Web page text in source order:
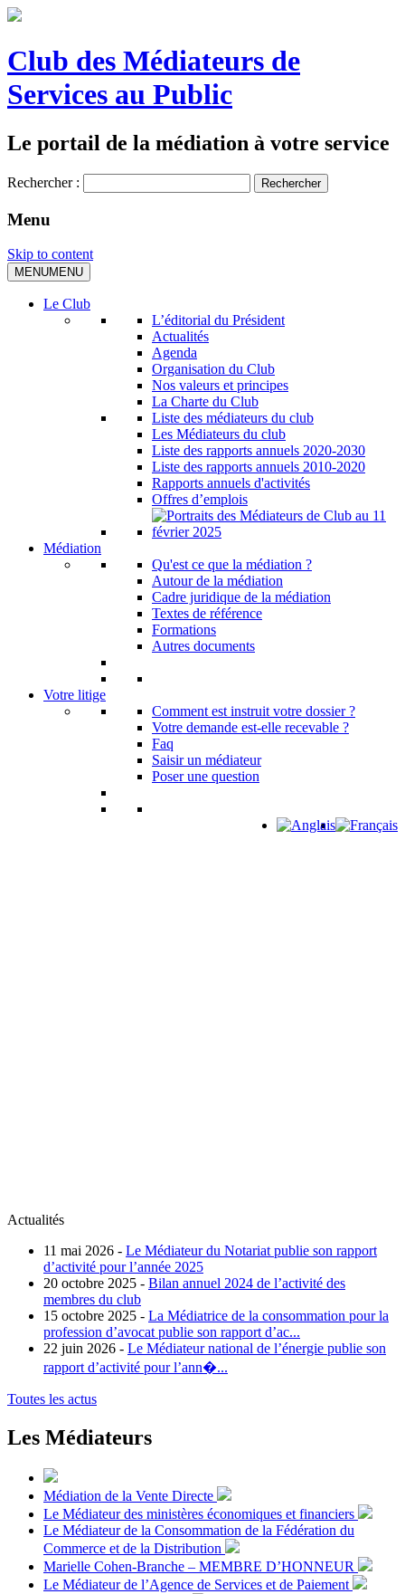
Club des Médiateurs de
Services au Public
Le portail de la médiation à votre service
Rechercher :
Menu
Skip to content
MENUMENU
Le Club
L’éditorial du Président
Actualités
Agenda
Organisation du Club
Nos valeurs et principes
La Charte du Club
Liste des médiateurs du club
Les Médiateurs du club
Liste des rapports annuels 2020-2030
Liste des rapports annuels 2010-2020
Rapports annuels d'activités
Offres d’emplois
Médiation
Qu'est ce que la médiation ?
Autour de la médiation
Cadre juridique de la médiation
Textes de référence
Formations
Autres documents
Votre litige
Comment est instruit votre dossier ?
Votre demande est-elle recevable ?
Faq
Saisir un médiateur
Poser une question
Actualités
11 mai 2026 - Le Médiateur du Notariat publie son rapport
d’activité pour l’année 2025
20 octobre 2025 - Bilan annuel 2024 de l’activité des
membres du club
15 octobre 2025 - La Médiatrice de la consommation pour la
profession d’avocat publie son rapport d’ac...
22 juin 2026 - Le Médiateur national de l’énergie publie son
rapport d’activité pour l’ann�...
Toutes les actus
Les Médiateurs
Médiation de la Vente Directe
Le Médiateur des ministères économiques et financiers
Le Médiateur de la Consommation de la Fédération du
Commerce et de la Distribution
Marielle Cohen-Branche – MEMBRE D’HONNEUR
Le Médiateur de l’Agence de Services et de Paiement